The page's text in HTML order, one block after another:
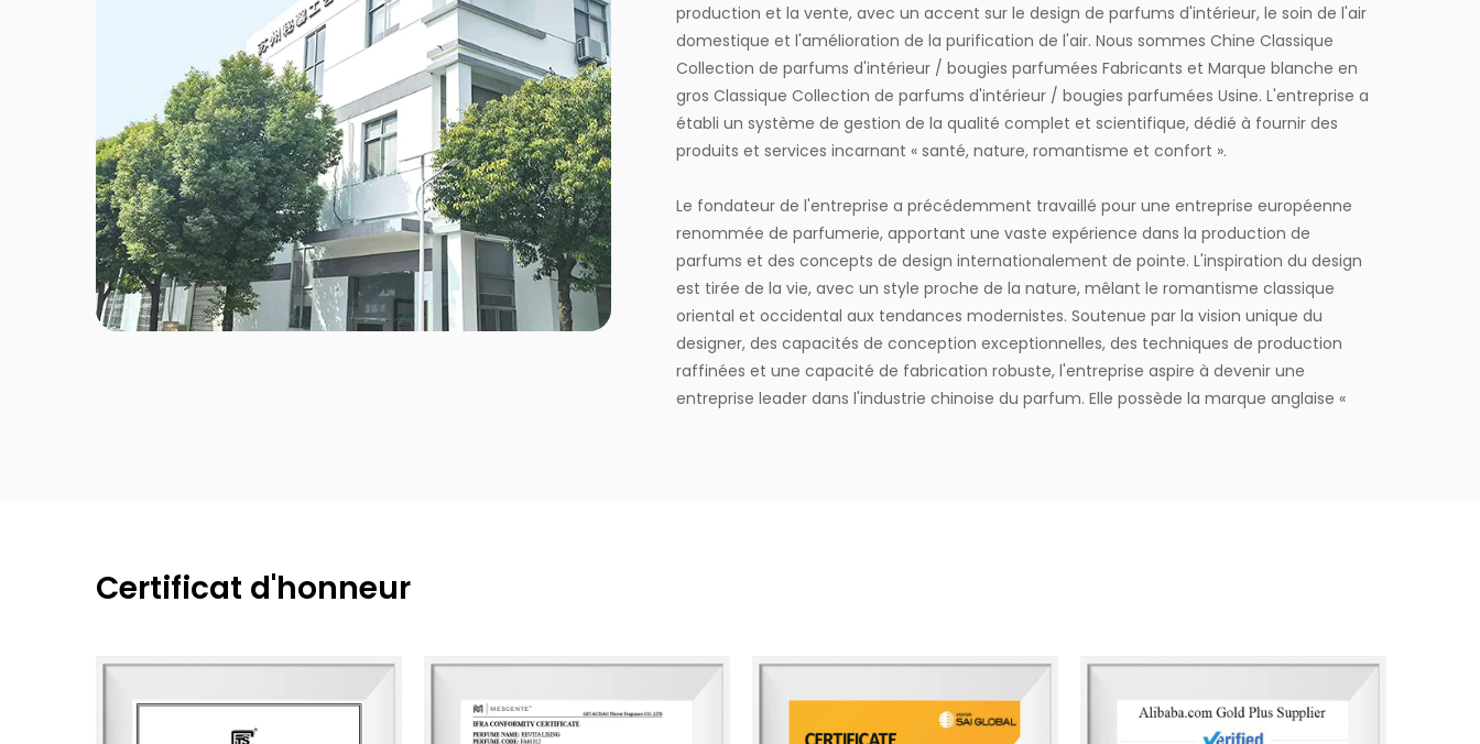
Galvaniser
Classique
Rayure
production et la vente, avec un accent sur le design de parfums d'intérieur, le soin de l'air
domestique et l'amélioration de la purification de l'air. Nous sommes Chine Classique
Collection de parfums d'intérieur / bougies parfumées Fabricants et Marque blanche en
gros Classique Collection de parfums d'intérieur / bougies parfumées Usine. L'entreprise a
établi un système de gestion de la qualité complet et scientifique, dédié à fournir des
produits et services incarnant « santé, nature, romantisme et confort ».
Le fondateur de l'entreprise a précédemment travaillé pour une entreprise européenne
renommée de parfumerie, apportant une vaste expérience dans la production de
parfums et des concepts de design internationalement de pointe. L'inspiration du design
est tirée de la vie, avec un style proche de la nature, mêlant le romantisme classique
oriental et occidental aux tendances modernistes. Soutenue par la vision unique du
designer, des capacités de conception exceptionnelles, des techniques de production
raffinées et une capacité de fabrication robuste, l'entreprise aspire à devenir une
entreprise leader dans l'industrie chinoise du parfum. Elle possède la marque anglaise «
monde entier. Sa gamme de produits comprend des diffuseurs à bâtonnets, des bougies
parfumées, des huiles essentielles, des désodorisants pour voiture, des articles de
décoration intérieure et des cadeaux parfumés. Les produits sont principalement exportés
Certificat d'honneur